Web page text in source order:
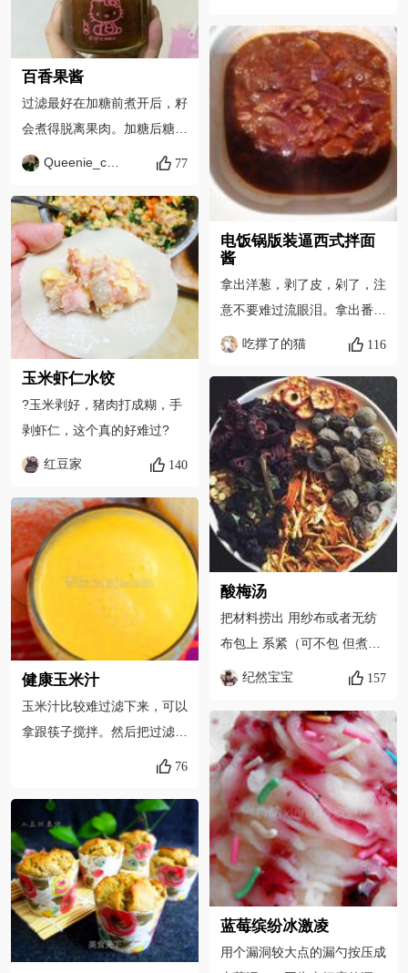
百香果酱
过滤最好在加糖前煮开后，籽
会煮得脱离果肉。加糖后糖会
粘，很难过滤
Queenie_chen 77
玉米虾仁水饺
?玉米剥好，猪肉打成糊，手
剥虾仁，这个真的好难过?
红豆家 140
健康玉米汁
玉米汁比较难过滤下来，可以
拿跟筷子搅拌。然后把过滤桶
里的玉米汁倒出装杯即可饮用
76
电饭锅版装逼西式拌面
酱
拿出洋葱，剥了皮，剁了，注
意不要难过流眼泪。拿出番
茄，洗洗，切了，注意不要让
吃撑了的猫 116
酸梅汤
把材料捞出 用纱布或者无纺
布包上 系紧（可不包 但煮完
比较难过滤）
纪然宝宝 157
蓝莓缤纷冰激凌
用个漏洞较大点的漏勺按压成